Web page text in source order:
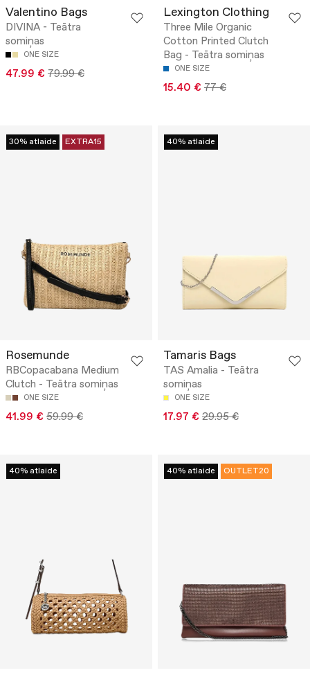
Valentino Bags
DIVINA - Teātra
somiņas
ONE SIZE
47.99 € 79.99 €
Lexington Clothing
Three Mile Organic
Cotton Printed Clutch
Bag - Teātra somiņas
ONE SIZE
15.40 € 77 €
30% atlaide EXTRA15
Rosemunde
RBCopacabana Medium
Clutch - Teātra somiņas
ONE SIZE
41.99 € 59.99 €
40% atlaide
Tamaris Bags
TAS Amalia - Teātra
somiņas
ONE SIZE
17.97 € 29.95 €
40% atlaide 40% atlaide OUTLET20